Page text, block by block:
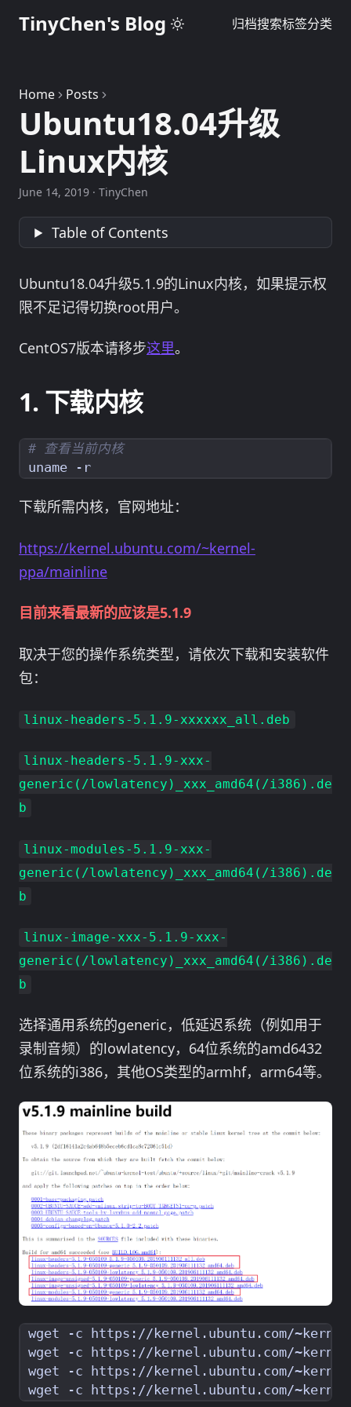
TinyChen's Blog 归档搜索标签分类
Home Posts
Ubuntu18.04升级
Linux内核
June 14, 2019 · TinyChen
Table of Contents
Ubuntu18.04升级5.1.9的Linux内核，如果提示权
限不足记得切换root用户。
CentOS7版本请移步这里。
下载内核
# 查看当前内核
下载所需内核，官网地址：
https://kernel.ubuntu.com/~kernel-
ppa/mainline
目前来看最新的应该是5.1.9
取决于您的操作系统类型，请依次下载和安装软件
包：
linux-headers-5.1.9-xxxxxx_all.deb
linux-headers-5.1.9-xxx-
generic(/lowlatency)_xxx_amd64(/i386).de
b
linux-modules-5.1.9-xxx-
generic(/lowlatency)_xxx_amd64(/i386).de
b
linux-image-xxx-5.1.9-xxx-
generic(/lowlatency)_xxx_amd64(/i386).de
b
选择通用系统的generic，低延迟系统（例如用于
录制音频）的lowlatency，64位系统的amd6432
位系统的i386，其他OS类型的armhf，arm64等。